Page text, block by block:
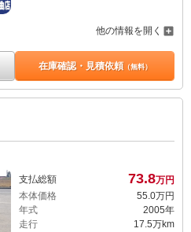
他の情報を開く
在庫確認・見積依頼（無料）
支払総額 73.8万円
本体価格
55. 0万円
年式
2005年
走行
17.5万km